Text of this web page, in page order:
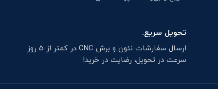
تحویل سریع.
ارسال سفارشات نئون و برش CNC در کمتر از 5 روز
سرعت در تحویل، رضایت در خرید!